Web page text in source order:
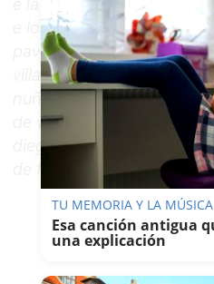
e la Reyna dona Juana
e los / veynte e quatro
pavon, goçalo peres,
villacreçes, pero / nuñez
nuñez de villaviçençio,
de villaviçençio,
diego de herrera, al- / var
de fuentes, Rodrigo de
TU MEMORIA Y LA MÚSICA
Esa canción antigua
una explicación